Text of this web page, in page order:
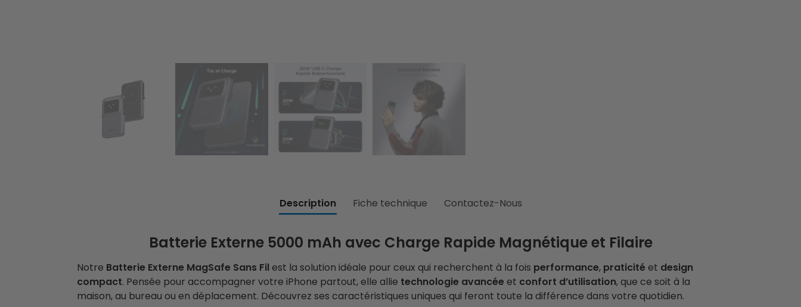
Description Fiche technique Contactez-Nous
Batterie Externe 5000 mAh avec Charge Rapide Magnétique et Filaire
Notre Batterie Externe MagSafe Sans Filest la solution idéale pour ceux qui recherchent à la fois performance, praticité et design
compact. Pensée pour accompagner votre iPhone partout, elle allie technologie avancée et confort d’utilisation, que ce soit à la
maison, au bureau ou en déplacement. Découvrez ses caractéristiques uniques qui feront toute la différence dans votre quotidien.